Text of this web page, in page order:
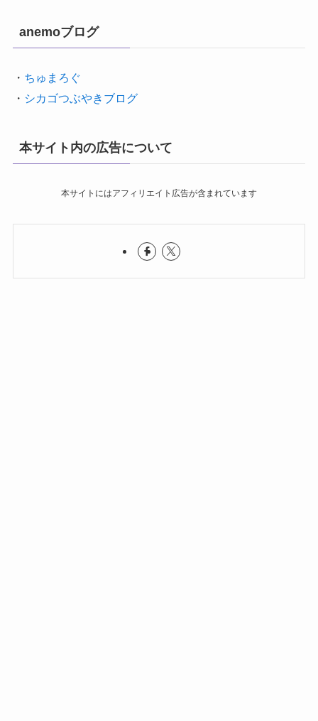
anemoブログ
・ ちゅまろぐ
・ シカゴつぶやきブログ
本サイト内の広告について
本サイトにはアフィリエイト広告が含まれています